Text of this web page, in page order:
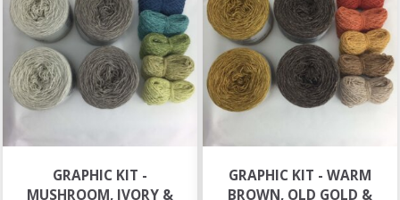
GRAPHIC KIT -
MUSHROOM, IVORY &
GRAPHIC KIT - WARM
BROWN, OLD GOLD &